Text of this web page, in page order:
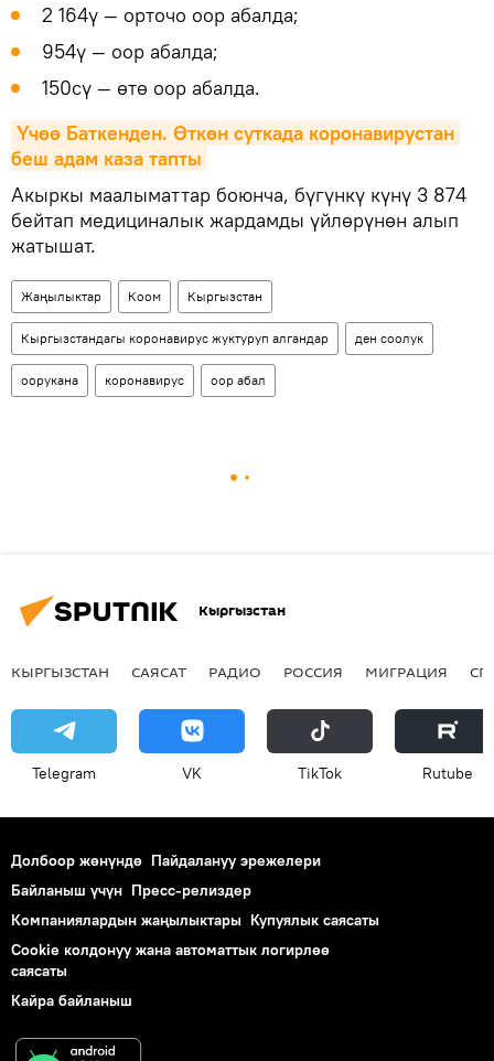
2 164ү — орточо оор абалда;
954ү — оор абалда;
150сү — өтө оор абалда.
Үчөө Баткенден. Өткөн суткада коронавирустан
беш адам каза тапты
Акыркы маалыматтар боюнча, бүгүнкү күнү 3 874
бейтап медициналык жардамды үйлөрүнөн алып
жатышат.
Жаңылыктар Коом Кыргызстан
Кыргызстандагы коронавирус жуктуруп алгандар ден соолук
оорукана коронавирус оор абал
Кыргызстан
КЫРГЫЗСТАН САЯСАТ РАДИО РОССИЯ МИГРАЦИЯ
Telegram VK ТikТоk Rutube
Долбоор жөнүндө Пайдалануу эрежелери
Байланыш үчүн Пресс-релиздер
Компаниялардын жаңылыктары Купуялык саясаты
Cookie колдонуу жана автоматтык логирлөө
саясаты
Кайра байланыш